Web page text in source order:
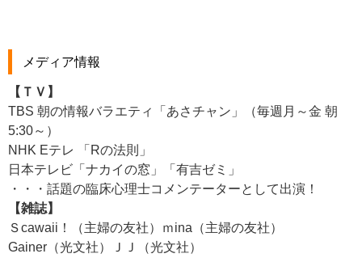
メディア情報
【ＴＶ】
TBS 朝の情報バラエティ「あさチャン」（毎週月～金 朝
5:30～）
NHK Eテレ 「Rの法則」
日本テレビ「ナカイの窓」「有吉ゼミ」
・・・話題の臨床心理士コメンテーターとして出演！
【雑誌】
Ｓcawaii！（主婦の友社）ｍina（主婦の友社）
Gainer（光文社）ＪＪ（光文社）